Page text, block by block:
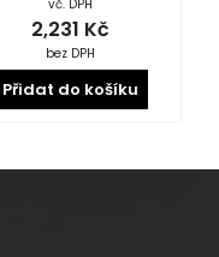
vč. DPH
2,231 Kč
bez DPH
Přidat do košíku